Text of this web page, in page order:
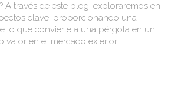
A través de este blog, exploraremos en
clave, proporcionando una
lo que convierte a una pérgola en un
valor en el mercado exterior.